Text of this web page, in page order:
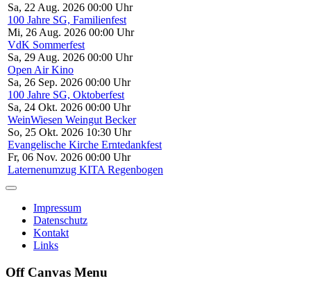
Sa, 22 Aug. 2026 00:00 Uhr
100 Jahre SG, Familienfest
Mi, 26 Aug. 2026 00:00 Uhr
VdK Sommerfest
Sa, 29 Aug. 2026 00:00 Uhr
Open Air Kino
Sa, 26 Sep. 2026 00:00 Uhr
100 Jahre SG, Oktoberfest
Sa, 24 Okt. 2026 00:00 Uhr
WeinWiesen Weingut Becker
So, 25 Okt. 2026 10:30 Uhr
Evangelische Kirche Erntedankfest
Fr, 06 Nov. 2026 00:00 Uhr
Laternenumzug KITA Regenbogen
Impressum
Datenschutz
Kontakt
Links
Off Canvas Menu